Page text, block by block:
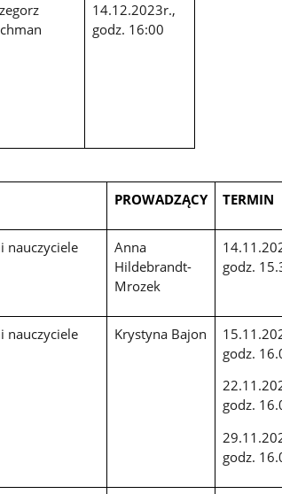
14.12.2023r.,
godz. 16:00
PROWADZĄCY TERMIN
nauczyciele
Anna
Hildebrandt-
Mrozek
godz.
nauczyciele Krystyna Bajon
godz.
godz.
godz.